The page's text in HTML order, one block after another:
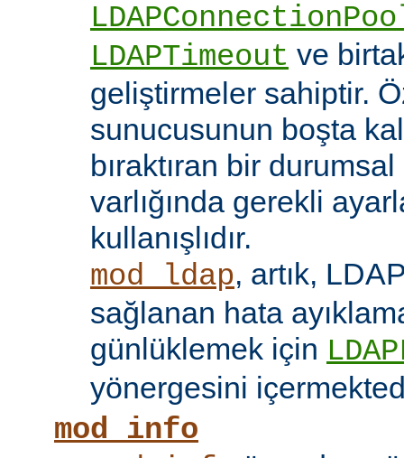
LDAPTimeout ve
geliştirmeler sahiptir.
sunucusunun boşta
bıraktıran bir
varlığında gerekli
kullanışlıdır.
mod_ldap, artık,
sağlanan hata
günlüklemek için
yönergesini
mod_info